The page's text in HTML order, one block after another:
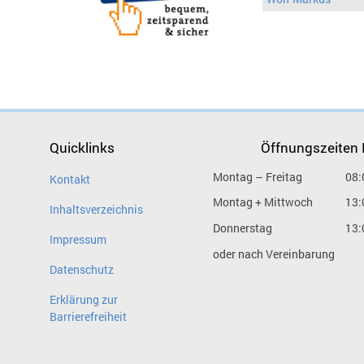
Quicklinks
Kontakt
Inhaltsverzeichnis
Impressum
Datenschutz
Erklärung zur
Barrierefreiheit
Öffnungszeiten
Montag – Freitag
Montag + Mittwoch
Donnerstag
oder nach Vereinbarung